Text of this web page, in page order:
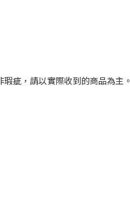
疵，請以實際收到的商品為主。